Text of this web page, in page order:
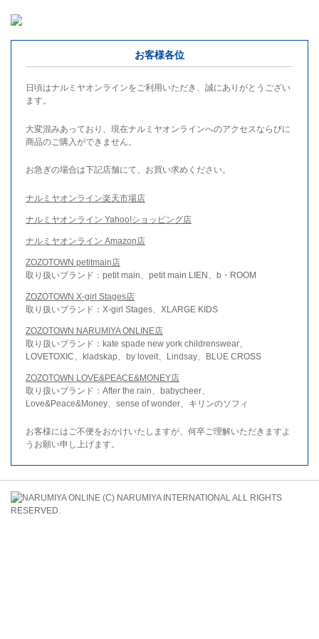
お客様各位
日頃はナルミヤオンラインをご利用いただき、誠にありがとうござい
ます。
大変混みあっており、現在ナルミヤオンラインへのアクセスならびに
商品のご購入ができません。
お急ぎの場合は下記店舗にて、お買い求めください。
ナルミヤオンライン楽天市場店
ナルミヤオンライン Yahoo!ショッピング店
ナルミヤオンライン Amazon店
ZOZOTOWN petitmain店
取り扱いブランド：petit main、petit main LIEN、b・ROOM
ZOZOTOWN X-girl Stages店
取り扱いブランド：X-girl Stages、XLARGE KIDS
ZOZOTOWN NARUMIYA ONLINE店
取り扱いブランド：kate spade new york childrenswear、
LOVETOXIC、kladskap、by loveit、Lindsay、BLUE CROSS
ZOZOTOWN LOVE&PEACE&MONEY店
取り扱いブランド：After the rain、babycheer、
Love&Peace&Money、sense of wonder、キリンのソフィ
お客様にはご不便をおかけいたしますが、何卒ご理解いただきますよ
うお願い申し上げます。